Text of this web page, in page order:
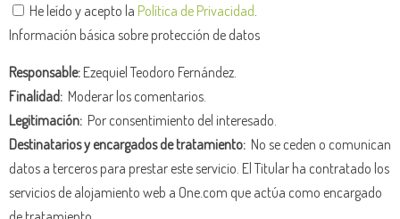
He leído y acepto la Política de Privacidad.
Información básica sobre protección de datos
Responsable:Ezequiel Teodoro Fernández.
Finalidad: Moderar los comentarios.
Legitimación: Por consentimiento del interesado.
Destinatarios y encargados de tratamiento: No se ceden o comunican
datos a terceros para prestar este servicio. El Titular ha contratado los
servicios de alojamiento web a One.com que actúa como encargado